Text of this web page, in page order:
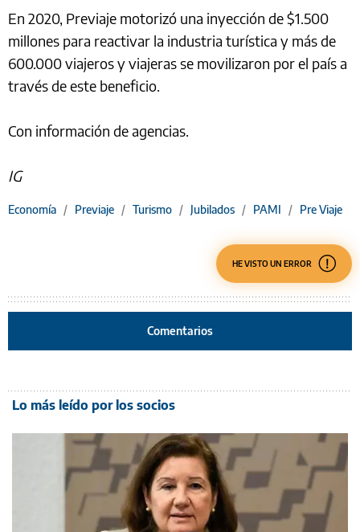
En 2020, Previaje motorizó una inyección de $1.500
millones para reactivar la industria turística y más de
600.000 viajeros y viajeras se movilizaron por el país a
través de este beneficio.
Con información de agencias.
IG
Economía / Previaje / Turismo / Jubilados / PAMI / Pre Viaje
HE VISTO UN ERROR
Comentarios
Lo más leído por los socios